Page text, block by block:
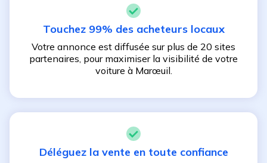
Touchez 99% des acheteurs locaux
Votre annonce est diffusée sur plus de 20 sites
partenaires, pour maximiser la visibilité de votre
voiture à Marœuil.
Déléguez la vente en toute confiance